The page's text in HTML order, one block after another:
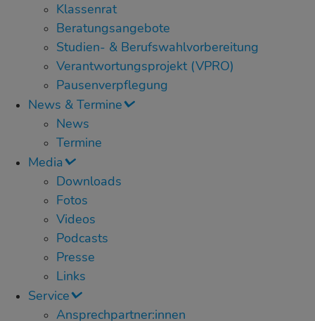
Klassenrat
Beratungsangebote
Studien- & Berufswahlvorbereitung
Verantwortungsprojekt (VPRO)
Pausenverpflegung
News & Termine
News
Termine
Media
Downloads
Fotos
Videos
Podcasts
Presse
Links
Service
Ansprechpartner:innen